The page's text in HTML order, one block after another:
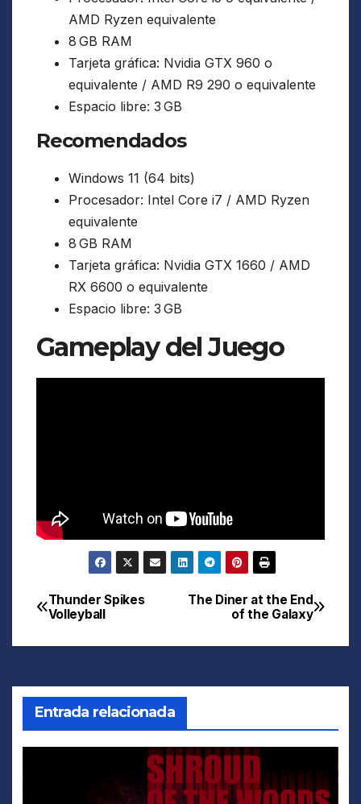
AMD Ryzen equivalente
8 GB RAM
Tarjeta gráfica: Nvidia GTX 960 o
equivalente / AMD R9 290 o equivalente
Espacio libre: 3 GB
Recomendados
Windows 11 (64 bits)
Procesador: Intel Core i7 / AMD Ryzen
equivalente
8 GB RAM
Tarjeta gráfica: Nvidia GTX 1660 / AMD
RX 6600 o equivalente
Espacio libre: 3 GB
Gameplay del Juego
Navegación
de
The Diner at the End
of the Galaxy
Thunder Spikes
Volleyball
Entrada relacionada